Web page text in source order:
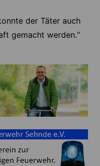
der Täter auch
gemacht werden.“